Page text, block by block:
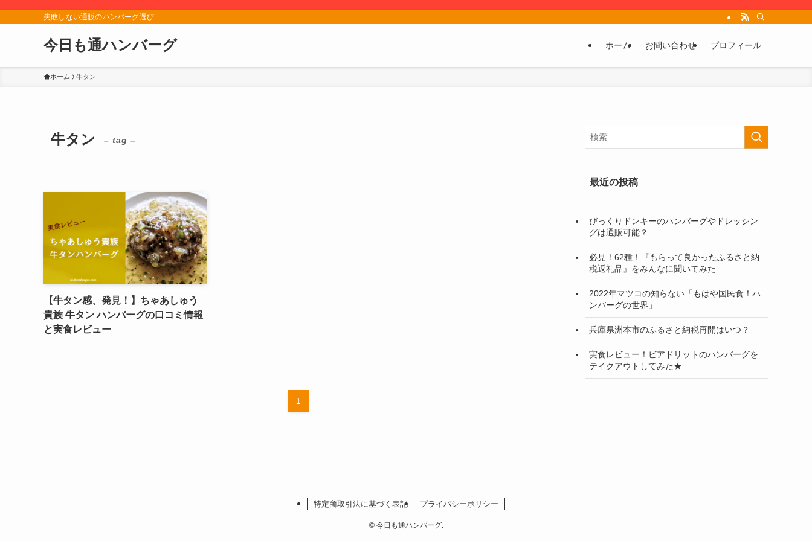
失敗しない通販のハンバーグ選び
今日も通ハンバーグ ホーム お問い合わせ プロフィール
ホーム 牛タン
牛タン – tag –
【牛タン感、発見！】ちゃあしゅう
貴族 牛タン ハンバーグの口コミ情報
と実食レビュー
1
最近の投稿
びっくりドンキーのハンバーグやドレッシン
グは通販可能？
必見！62種！『もらって良かったふるさと納
税返礼品』をみんなに聞いてみた
2022年マツコの知らない「もはや国民食！ハ
ンバーグの世界」
兵庫県洲本市のふるさと納税再開はいつ？
実食レビュー！ビアドリットのハンバーグを
テイクアウトしてみた★
特定商取引法に基づく表記 プライバシーポリシー
©今日も通ハンバーグ.